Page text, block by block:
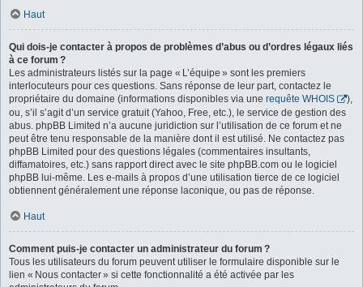
Haut
Qui dois-je contacter à propos de problèmes d’abus ou d’ordres légaux liés
à ce forum ?
Les administrateurs listés sur la page « L’équipe » sont les premiers
interlocuteurs pour ces questions. Sans réponse de leur part, contactez le
propriétaire du domaine (informations disponibles via une requête WHOIS
),
ou, s’il s’agit d’un service gratuit (Yahoo, Free, etc.), le service de gestion des
abus. phpBB Limited n’a aucune juridiction sur l’utilisation de ce forum et ne
peut être tenu responsable de la manière dont il est utilisé. Ne contactez pas
phpBB Limited pour des questions légales (commentaires insultants,
diffamatoires, etc.) sans rapport direct avec le site phpBB.com ou le logiciel
phpBB lui-même. Les e-mails à propos d’une utilisation tierce de ce logiciel
obtiennent généralement une réponse laconique, ou pas de réponse.
Haut
Comment puis-je contacter un administrateur du forum ?
Tous les utilisateurs du forum peuvent utiliser le formulaire disponible sur le
lien « Nous contacter » si cette fonctionnalité a été activée par les